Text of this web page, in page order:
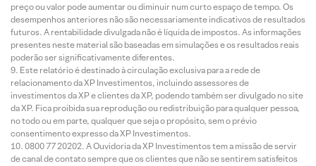
preço ou valor pode aumentar ou diminuir num curto espaço de tempo. Os
desempenhos anteriores não são necessariamente indicativos de resultados
futuros. A rentabilidade divulgada não é líquida de impostos. As informações
presentes neste material são baseadas em simulações e os resultados reais
poderão ser significativamente diferentes.
Este relatório é destinado à circulação exclusiva para a rede de
relacionamento da XP Investimentos, incluindo assessores de
investimentos da XP e clientes da XP, podendo também ser divulgado no site
da XP. Fica proibida sua reprodução ou redistribuição para qualquer pessoa,
no todo ou em parte, qualquer que seja o propósito, sem o prévio
consentimento expresso da XP Investimentos.
0800 77 20202. A Ouvidoria da XP Investimentos tem a missão de servir
de canal de contato sempre que os clientes que não se sentirem satisfeitos